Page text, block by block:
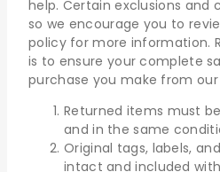
help. Certain exclusions and
so we encourage you to
policy for more information.
is to ensure your complete
purchase you make from
Returned items must
and in the same
Original tags, labels,
intact and included